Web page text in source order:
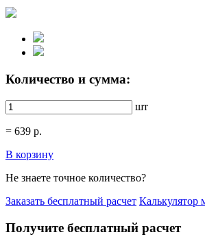
Количество и сумма:
шт
= 639 р.
В корзину
Не знаете точное количество?
Заказать бесплатный расчет Калькулятор
Получите бесплатный расчет